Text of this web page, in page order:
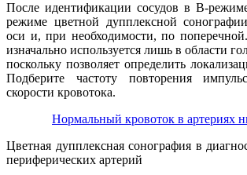
После идентификации сосудов в В-
режиме цветной дупплексной
оси и, при необходимости, по
изначально используется лишь в области
поскольку позволяет определить
Подберите частоту повторения
скорости кровотока.
Нормальный кровоток в артериях
Цветная дупплексная сонография в
периферических артерий